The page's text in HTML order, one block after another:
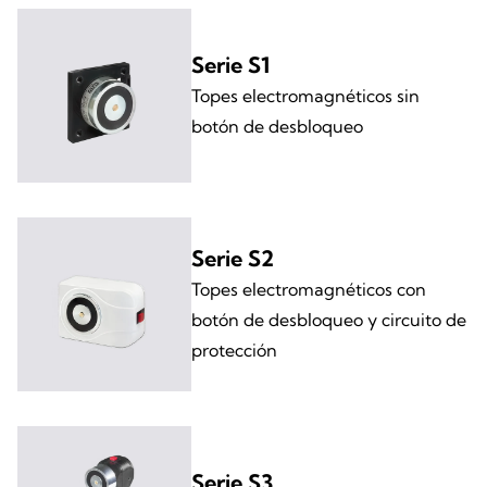
Serie S1
Topes electromagnéticos sin
botón de desbloqueo
Serie S2
Topes electromagnéticos con
botón de desbloqueo y circuito de
protección